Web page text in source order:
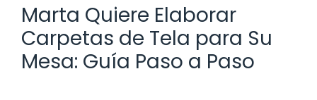
Marta Quiere Elaborar
Carpetas de Tela para Su
Mesa: Guía Paso a Paso